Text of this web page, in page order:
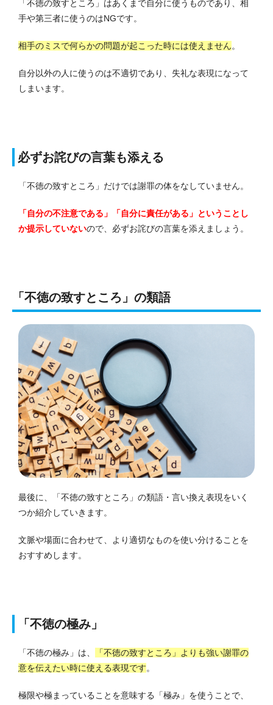
「不徳の致すところ」はあくまで自分に使うものであり、相
手や第三者に使うのはNGです。
相手のミスで何らかの問題が起こった時には使えません。
自分以外の人に使うのは不適切であり、失礼な表現になって
しまいます。
必ずお詫びの言葉も添える
「不徳の致すところ」だけでは謝罪の体をなしていません。
「自分の不注意である」「自分に責任がある」ということし
か提示していないので、必ずお詫びの言葉を添えましょう。
「不徳の致すところ」の類語
最後に、「不徳の致すところ」の類語・言い換え表現をいく
つか紹介していきます。
文脈や場面に合わせて、より適切なものを使い分けることを
おすすめします。
「不徳の極み」
「不徳の極み」は、
「不徳の致すところ」よりも強い謝罪の
意を伝えたい時に使える表現です。
極限や極まっていることを意味する「極み」を使うことで、